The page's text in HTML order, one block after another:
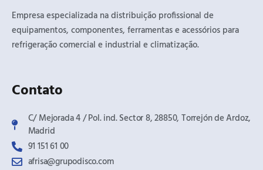
Empresa especializada na distribuição profissional de
equipamentos, componentes, ferramentas e acessórios para
refrigeração comercial e industrial e climatização.
Contato
C/ Mejorada 4 / Pol. ind. Sector 8, 28850, Torrejón de Ardoz,
Madrid​
91 151 61 00
afrisa@grupodisco.com